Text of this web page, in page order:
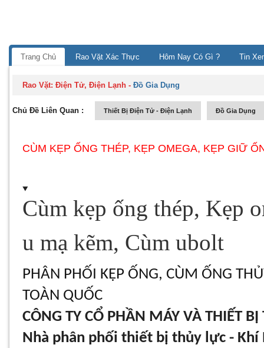
Trang Chủ Rao Vặt Xác Thực Hôm Nay Có Gì ? Tin
Rao Vặt:Điện Tử, Điện Lạnh -Đồ Gia Dụng
Chủ Đề Liên Quan : Thiết Bị Điện Tử - Điện Lạnh Đồ Gia Dụng
CÙM KẸP ỐNG THÉP, KẸP OMEGA, KẸP GIỮ
Cùm kẹp ống thép, Kẹp
u mạ kẽm, Cùm ubolt
PHÂN PHỐI KẸP ỐNG, CÙM ỐNG
TOÀN QUỐC
CÔNG TY CỔ PHẦN MÁY VÀ THIẾT
Nhà phân phối thiết bị thủy lực -